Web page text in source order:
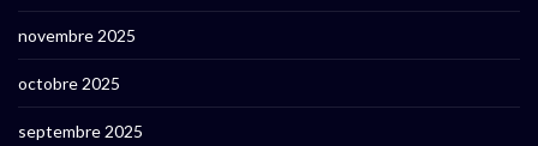
novembre 2025
octobre 2025
septembre 2025